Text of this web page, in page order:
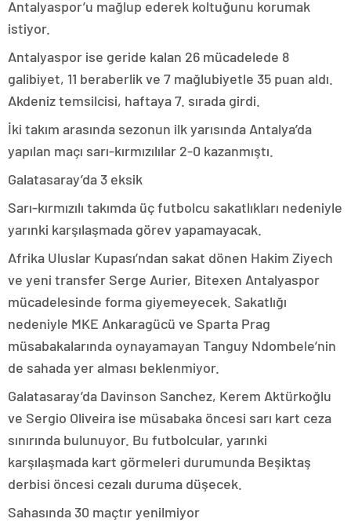
Antalyaspor’u mağlup ederek koltuğunu korumak
istiyor.
Antalyaspor ise geride kalan 26 mücadelede 8
galibiyet, 11 beraberlik ve 7 mağlubiyetle 35 puan aldı.
Akdeniz temsilcisi, haftaya 7. sırada girdi.
İki takım arasında sezonun ilk yarısında Antalya’da
yapılan maçı sarı-kırmızılılar 2-0 kazanmıştı.
Galatasaray’da 3 eksik
Sarı-kırmızılı takımda üç futbolcu sakatlıkları nedeniyle
yarınki karşılaşmada görev yapamayacak.
Afrika Uluslar Kupası’ndan sakat dönen Hakim Ziyech
ve yeni transfer Serge Aurier, Bitexen Antalyaspor
mücadelesinde forma giyemeyecek. Sakatlığı
nedeniyle MKE Ankaragücü ve Sparta Prag
müsabakalarında oynayamayan Tanguy Ndombele’nin
de sahada yer alması beklenmiyor.
Galatasaray’da Davinson Sanchez, Kerem Aktürkoğlu
ve Sergio Oliveira ise müsabaka öncesi sarı kart ceza
sınırında bulunuyor. Bu futbolcular, yarınki
karşılaşmada kart görmeleri durumunda Beşiktaş
derbisi öncesi cezalı duruma düşecek.
Sahasında 30 maçtır yenilmiyor